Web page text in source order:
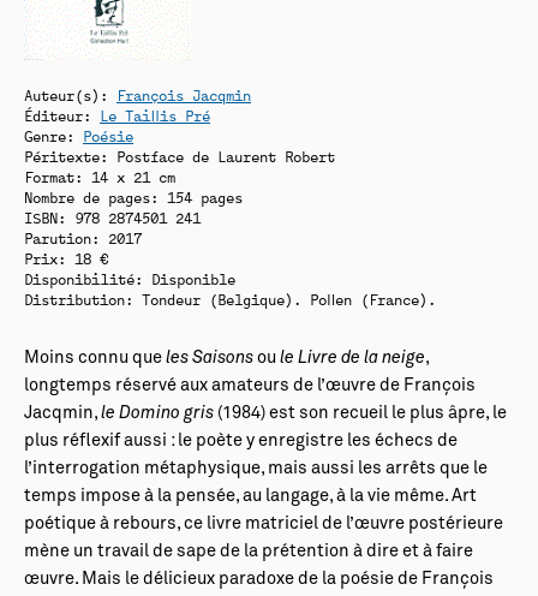
Auteur(s):
François Jacqmin
Éditeur: Le Taillis Pré
Genre: Poésie
Péritexte: Postface de Laurent Robert
Format: 14 x 21 cm
Nombre de pages: 154 pages
ISBN: 978 2874501 241
Parution: 2017
Prix: 18 €
Disponibilité:
Disponible
Distribution: Tondeur (Belgique). Pollen (France).
Moins connu que les Saisons ou le Livre de la neige,
longtemps réservé aux amateurs de l’œuvre de François
Jacqmin, le Domino gris (1984) est son recueil le plus âpre, le
plus réflexif aussi : le poète y enregistre les échecs de
l’interrogation métaphysique, mais aussi les arrêts que le
temps impose à la pensée, au langage, à la vie même. Art
poétique à rebours, ce livre matriciel de l’œuvre postérieure
mène un travail de sape de la prétention à dire et à faire
œuvre. Mais le délicieux paradoxe de la poésie de François